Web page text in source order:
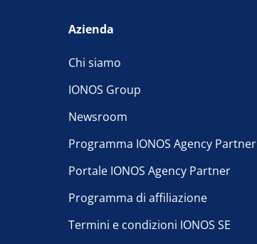
Azienda
Chi siamo
IONOS Group
Newsroom
Programma IONOS Agency Partner
Portale IONOS Agency Partner
Programma di affiliazione
Termini e condizioni IONOS SE